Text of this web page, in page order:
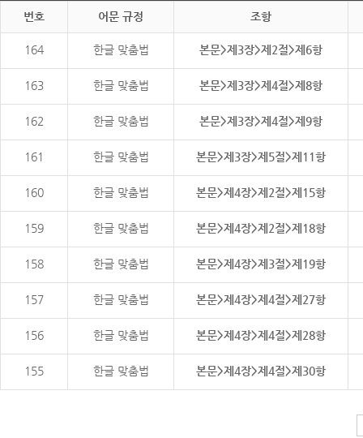
번호 어문 규정 조항
164 한글 맞춤법 본문>제3장>제2절>제6항
163 한글 맞춤법 본문>제3장>제4절>제8항
162 한글 맞춤법 본문>제3장>제4절>제9항
161 한글 맞춤법 본문>제3장>제5절>제11항
160 한글 맞춤법 본문>제4장>제2절>제15항
159 한글 맞춤법 본문>제4장>제2절>제18항
158 한글 맞춤법 본문>제4장>제3절>제19항
157 한글 맞춤법 본문>제4장>제4절>제27항
156 한글 맞춤법 본문>제4장>제4절>제28항
155 한글 맞춤법 본문>제4장>제4절>제30항